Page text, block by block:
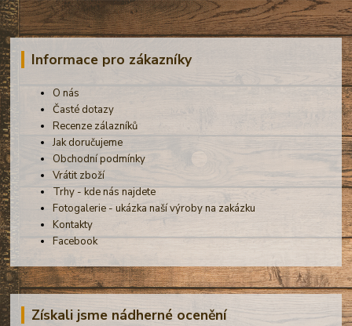
Informace pro zákazníky
O nás
Časté dotazy
Recenze zálazníků
Jak doručujeme
Obchodní podmínky
Vrátit zboží
Trhy - kde nás najdete
Fotogalerie - ukázka naší výroby na zakázku
Kontakty
Facebook
Získali jsme nádherné ocenění